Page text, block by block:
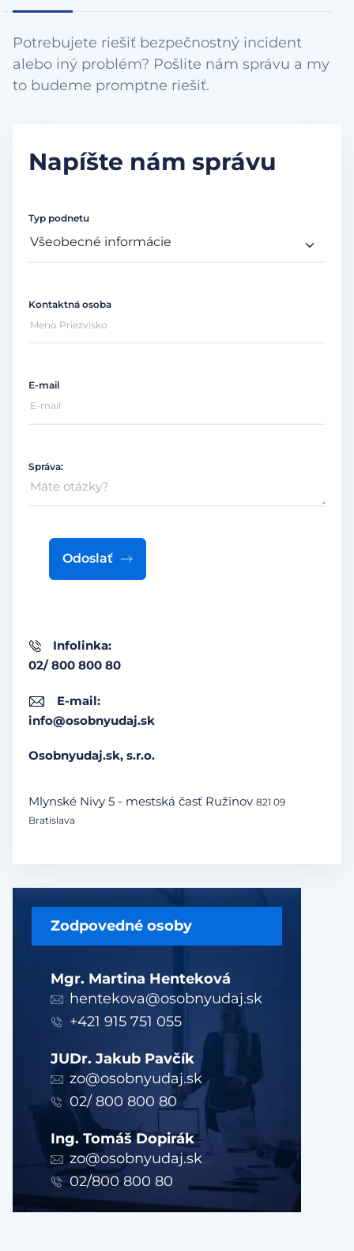
Potrebujete riešiť bezpečnostný incident
alebo iný problém? Pošlite nám správu a my
to budeme promptne riešiť.
Zodpovedné osoby
Mgr. Martina Henteková
hentekova@osobnyudaj.sk
+421 915 751 055
JUDr. Jakub Pavčík
zo@osobnyudaj.sk
02/ 800 800 80
Ing. Tomáš Dopirák
zo@osobnyudaj.sk
02/800 800 80
Napíšte nám správu
Infolinka:
02/ 800 800 80
E-mail:
info@osobnyudaj.sk
Osobnyudaj.sk, s.r.o.
Mlynské Nivy 5 - mestská časť Ružinov 821 09
Bratislava
Typ podnetu
Kontaktná osoba
E-mail
Správa:
Odoslať